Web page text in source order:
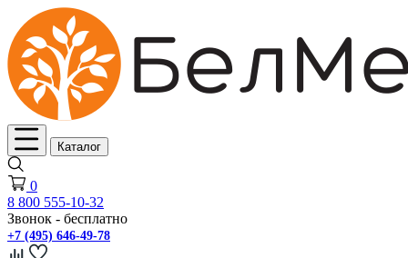
Каталог
0
8 800 555-10-32
Звонок - бесплатно
+7 (495) 646-49-78